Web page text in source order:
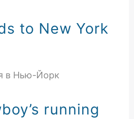
to New York
в Нью-Йорк
running